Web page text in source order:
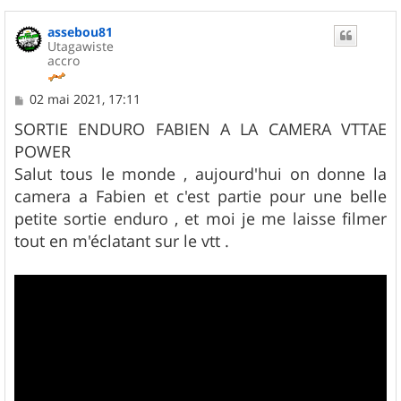
assebou81
Utagawiste
accro
M
s
s
a
g
e
02 mai 2021, 17:11
SORTIE ENDURO FABIEN A LA CAMERA VTTAE
POWER
Salut tous le monde , aujourd'hui on donne la
camera a Fabien et c'est partie pour une belle
petite sortie enduro , et moi je me laisse filmer
tout en m'éclatant sur le vtt .